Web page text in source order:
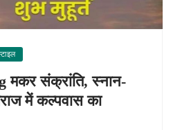
मकर संक्रांति, स्नान-
में कल्पवास का